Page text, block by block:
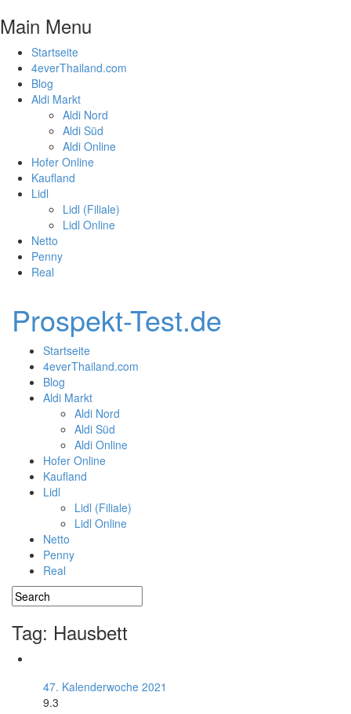
Main Menu
Startseite
4everThailand.com
Blog
Aldi Markt
Aldi Nord
Aldi Süd
Aldi Online
Hofer Online
Kaufland
Lidl
Lidl (Filiale)
Lidl Online
Netto
Penny
Real
Prospekt-Test.de
Startseite
4everThailand.com
Blog
Aldi Markt
Aldi Nord
Aldi Süd
Aldi Online
Hofer Online
Kaufland
Lidl
Lidl (Filiale)
Lidl Online
Netto
Penny
Real
Tag: Hausbett
47. Kalenderwoche 2021
9.3